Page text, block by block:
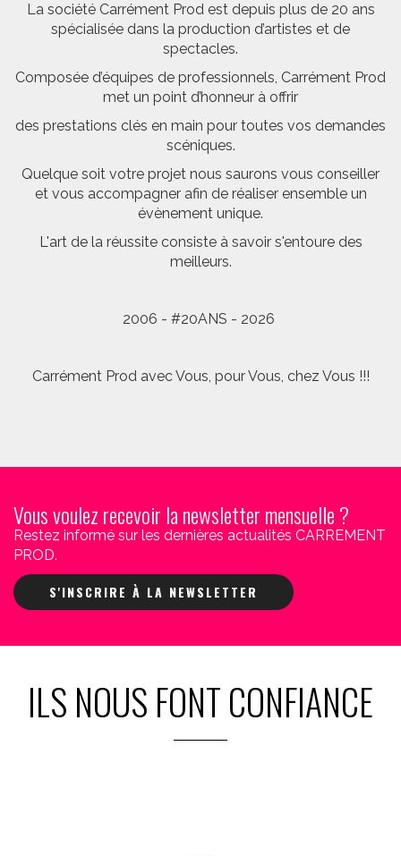
La société Carrément Prod est depuis plus de 20 ans
spécialisée dans la production d’artistes et de
spectacles.
Composée d’équipes de professionnels, Carrément Prod
met un point d’honneur à offrir
des prestations clés en main pour toutes vos demandes
scéniques.
Quelque soit votre projet nous saurons vous conseiller
et vous accompagner afin de réaliser ensemble un
évènement unique.
L'art de la réussite consiste à savoir s'entoure des
meilleurs.
2006 - #20ANS - 2026
Carrément Prod avec Vous, pour Vous, chez Vous !!!
Vous voulez recevoir la newsletter mensuelle ?
Restez informé sur les dernières actualités CARREMENT
PROD.
S'INSCRIRE À LA NEWSLETTER
ILS NOUS FONT CONFIANCE